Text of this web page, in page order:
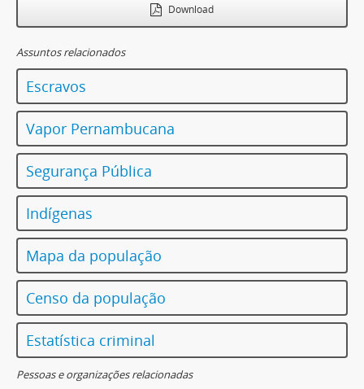
Download
Assuntos relacionados
Escravos
Vapor Pernambucana
Segurança Pública
Indígenas
Mapa da população
Censo da população
Estatística criminal
Pessoas e organizações relacionadas